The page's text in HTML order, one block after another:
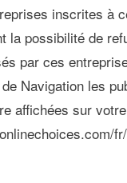
inscrites à
la possibilité de
par ces
Navigation les
affichées sur